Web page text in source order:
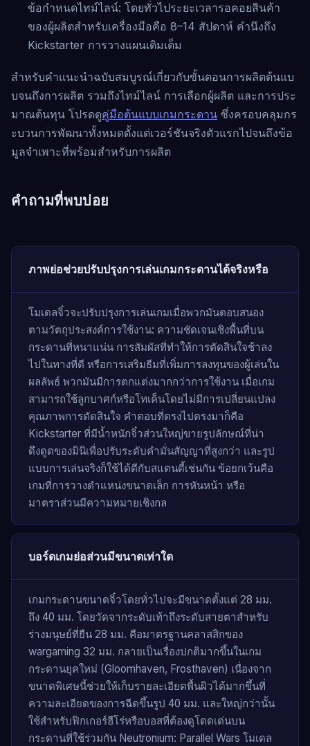
ข้อกำหนดไทม์ไลน์: โดยทั่วไประยะเวลารอคอยสินค้า
ของผู้ผลิตสำหรับเครื่องมือคือ 8–14 สัปดาห์ คำนึงถึง
Kickstarter การวางแผนเติมเต็ม
สำหรับคำแนะนำฉบับสมบูรณ์เกี่ยวกับขั้นตอนการผลิตต้นแบ
บจนถึงการผลิต รวมถึงไทม์ไลน์ การเลือกผู้ผลิต และการประ
มาณต้นทุน โปรดดูคู่มือต้นแบบเกมกระดาน ซึ่งครอบคลุมกร
ะบวนการพัฒนาทั้งหมดตั้งแต่เวอร์ชันจริงตัวแรกไปจนถึงข้อ
มูลจำเพาะที่พร้อมสำหรับการผลิต
คำถามที่พบบ่อย
ภาพย่อช่วยปรับปรุงการเล่นเกมกระดานได้จริงหรือ
โมเดลจิ๋วจะปรับปรุงการเล่นเกมเมื่อพวกมันตอบสนอง
ตามวัตถุประสงค์การใช้งาน: ความชัดเจนเชิงพื้นที่บน
กระดานที่หนาแน่น การสัมผัสที่ทำให้การตัดสินใจช้าลง
ไปในทางที่ดี หรือการเสริมธีมที่เพิ่มการลงทุนของผู้เล่นใน
ผลลัพธ์ พวกมันมีการตกแต่งมากกว่าการใช้งาน เมื่อเกม
สามารถใช้ลูกบาศก์หรือโทเค็นโดยไม่มีการเปลี่ยนแปลง
คุณภาพการตัดสินใจ คำตอบที่ตรงไปตรงมาก็คือ
Kickstarter ที่มีน้ำหนักจิ๋วส่วนใหญ่ขายรูปลักษณ์ที่น่า
ดึงดูดของมินิเพื่อปรับระดับคำมั่นสัญญาที่สูงกว่า และรูป
แบบการเล่นจริงก็ใช้ได้ดีกับสแตนดี้เช่นกัน ข้อยกเว้นคือ
เกมที่การวางตำแหน่งขนาดเล็ก การหันหน้า หรือ
มาตราส่วนมีความหมายเชิงกล
บอร์ดเกมย่อส่วนมีขนาดเท่าใด
เกมกระดานขนาดจิ๋วโดยทั่วไปจะมีขนาดตั้งแต่ 28 มม.
ถึง 40 มม. โดยวัดจากระดับเท้าถึงระดับสายตาสำหรับ
ร่างมนุษย์ที่ยืน 28 มม. คือมาตรฐานคลาสสิกของ
wargaming 32 มม. กลายเป็นเรื่องปกติมากขึ้นในเกม
กระดานยุคใหม่ (Gloomhaven, Frosthaven) เนื่องจาก
ขนาดพิเศษนี้ช่วยให้เก็บรายละเอียดพื้นผิวได้มากขึ้นที่
ความละเอียดของการฉีดขึ้นรูป 40 มม. และใหญ่กว่านั้น
ใช้สำหรับฟิกเกอร์ฮีโร่หรือบอสที่ต้องดูโดดเด่นบน
กระดานที่ใช้ร่วมกัน Neutronium: Parallel Wars โมเดล